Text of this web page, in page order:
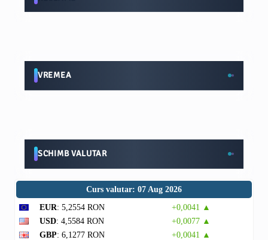
VREMEA
SCHIMB VALUTAR
Curs valutar: 07 Aug 2026
EUR: 5,2554 RON
+0,0041 ▲
USD: 4,5584 RON
+0,0077 ▲
GBP: 6,1277 RON
+0,0041 ▲